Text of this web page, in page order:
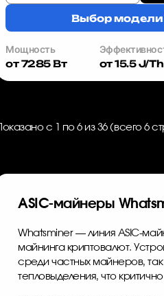
Выбор модели
Мощность
от 7285 Вт
от 15.5 J/Th
Показано с 1 по 6 из 36 (всего 6
ASIC-майнеры
Whatsminer — линия ASIC-
майнинга криптовалют.
среди частных майнеров,
тепловыделения, что